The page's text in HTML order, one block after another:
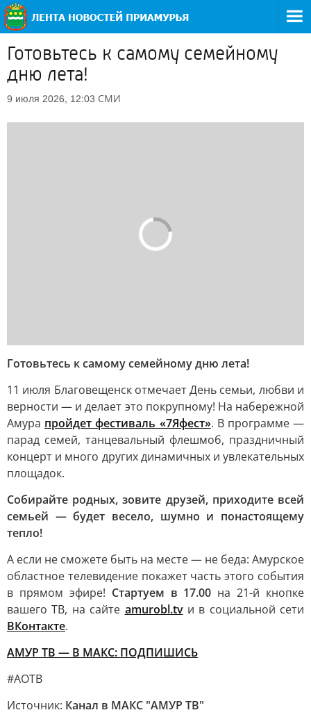
Готовьтесь к самому семейному
дню лета!
9 июля 2026, 12:03 СМИ
Готовьтесь к самому семейному дню лета!
11 июля Благовещенск отмечает День семьи, любви и
верности — и делает это покрупному! На набережной
Амура пройдет фестиваль «7Яфест». В программе —
парад семей, танцевальный флешмоб, праздничный
концерт и много других динамичных и увлекательных
площадок.
Собирайте родных, зовите друзей, приходите всей
семьей — будет весело, шумно и понастоящему
тепло!
А если не сможете быть на месте — не беда: Амурское
областное телевидение покажет часть этого события
в прямом эфире! Стартуем в 17.00 на 21-й кнопке
вашего ТВ, на сайте amurobl.tvи в социальной сети
ВКонтакте.
АМУР ТВ — В МАКС: ПОДПИШИСЬ
#АОТВ
Источник: Канал в МАКС "АМУР ТВ"